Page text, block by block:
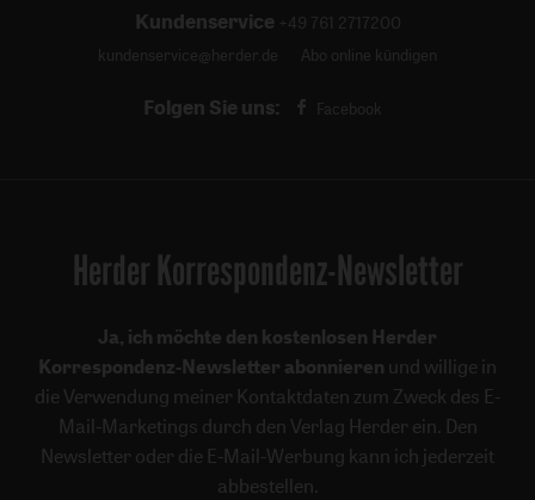
Kundenservice +49 761 2717200
kundenservice@herder.de
Abo online kündigen
Folgen Sie uns: Facebook
Herder Korrespondenz-Newsletter
Ja, ich möchte den kostenlosen Herder
Korrespondenz-Newsletter abonnieren und willige in
die Verwendung meiner Kontaktdaten zum Zweck des E-
Mail-Marketings durch den Verlag Herder ein. Den
Newsletter oder die E-Mail-Werbung kann ich jederzeit
abbestellen.